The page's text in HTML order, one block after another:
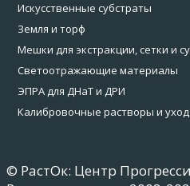
Искусственные субстраты
Земля и торф
Мешки для экстракции, сетки и
Светоотражающие материалы
ЭПРА для ДНаТ и ДРИ
Калибровочные растворы и
© РастОк: Центр